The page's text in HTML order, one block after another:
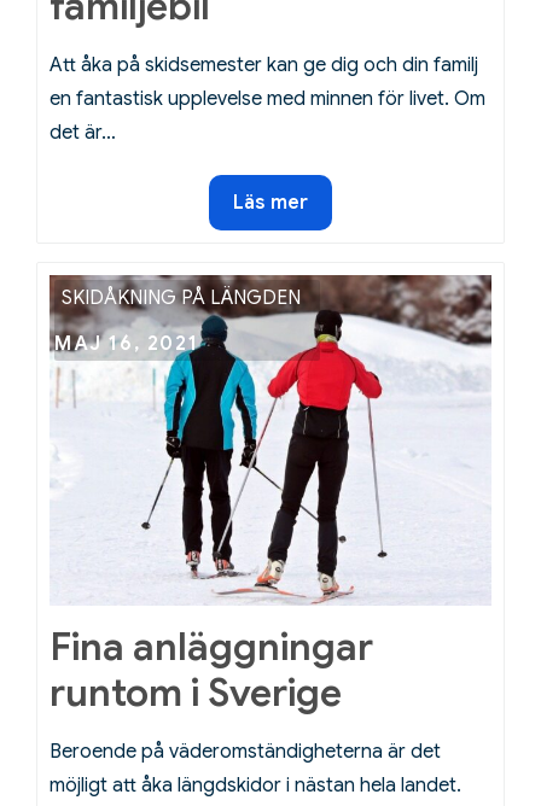
Att åka på skidsemester kan ge dig och din familj
en fantastisk upplevelse med minnen för livet. Om
det är…
Ta
familjen
skidsemester
med
en
familjebil
Läs mer
SKIDÅKNING PÅ LÄNGDEN
Posted
on
MAJ 16, 2021
Fina anläggningar
runtom i Sverige
Beroende på väderomständigheterna är det
möjligt att åka längdskidor i nästan hela landet.